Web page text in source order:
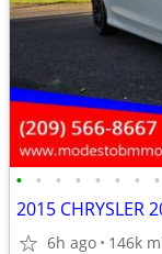
• • • • • • • •
2015 CHRYSLER
6h ago 146k